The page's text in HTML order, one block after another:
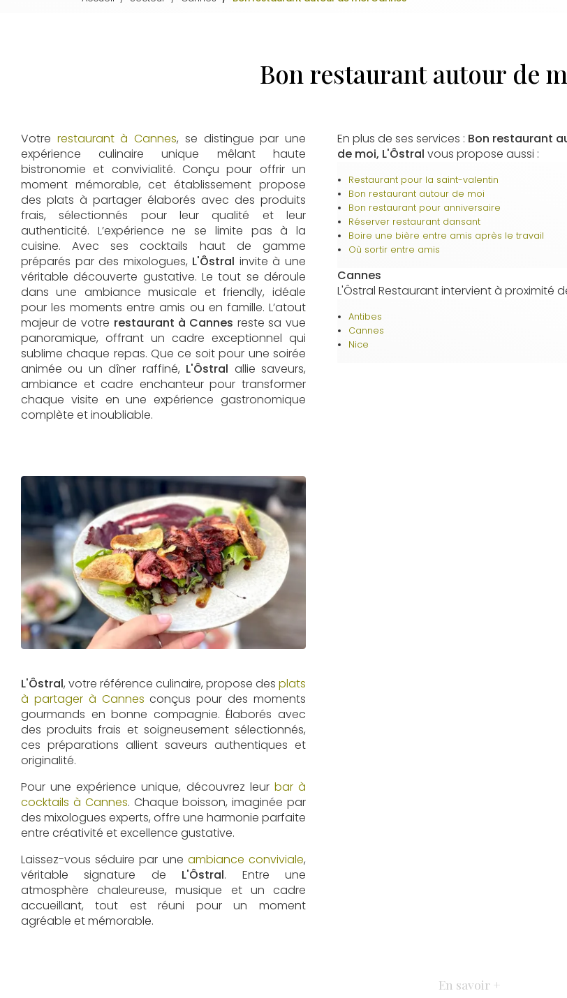
Bon restaurant autour de
Votre restaurant à Cannes, se distingue par une
expérience culinaire unique mêlant haute
bistronomie et convivialité. Conçu pour offrir un
moment mémorable, cet établissement propose
des plats à partager élaborés avec des produits
frais, sélectionnés pour leur qualité et leur
authenticité. L’expérience ne se limite pas à la
cuisine. Avec ses cocktails haut de gamme
préparés par des mixologues, L'Ôstral invite à une
véritable découverte gustative. Le tout se déroule
dans une ambiance musicale et friendly, idéale
pour les moments entre amis ou en famille. L’atout
majeur de votre restaurant à Cannes reste sa vue
panoramique, offrant un cadre exceptionnel qui
sublime chaque repas. Que ce soit pour une soirée
animée ou un dîner raffiné, L'Ôstral allie saveurs,
ambiance et cadre enchanteur pour transformer
chaque visite en une expérience gastronomique
complète et inoubliable.
L'Ôstral, votre référence culinaire, propose des plats
à partager à Cannes conçus pour des moments
gourmands en bonne compagnie. Élaborés avec
des produits frais et soigneusement sélectionnés,
ces préparations allient saveurs authentiques et
originalité.
Pour une expérience unique, découvrez leur bar à
cocktails à Cannes. Chaque boisson, imaginée par
des mixologues experts, offre une harmonie parfaite
entre créativité et excellence gustative.
Laissez-vous séduire par une ambiance conviviale,
véritable signature de L'Ôstral. Entre une
atmosphère chaleureuse, musique et un cadre
accueillant, tout est réuni pour un moment
agréable et mémorable.
En plus de ses services : Bon restaurant
de moi, L'Ôstral vous propose aussi :
Restaurant pour la saint-valentin
Bon restaurant autour de moi
Bon restaurant pour anniversaire
Réserver restaurant dansant
Boire une bière entre amis après le travail
Où sortir entre amis
Cannes
L'Ôstral Restaurant intervient à proximité
Antibes
Cannes
Nice
En savoir +